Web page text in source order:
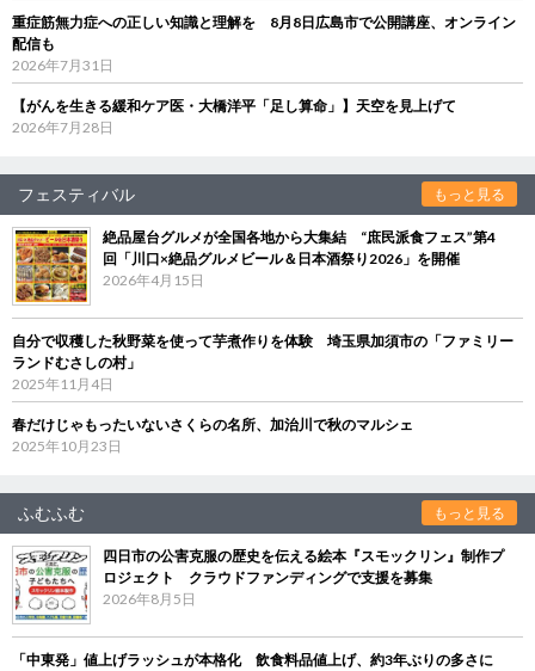
重症筋無力症への正しい知識と理解を 8月8日広島市で公開講座、オンライン
配信も
2026年7月31日
【がんを生きる緩和ケア医・大橋洋平「足し算命」】天空を見上げて
2026年7月28日
フェスティバル もっと見る
絶品屋台グルメが全国各地から大集結 “庶民派食フェス”第4
回「川口×絶品グルメビール＆日本酒祭り2026」を開催
2026年4月15日
自分で収穫した秋野菜を使って芋煮作りを体験 埼玉県加須市の「ファミリー
ランドむさしの村」
2025年11月4日
春だけじゃもったいないさくらの名所、加治川で秋のマルシェ
2025年10月23日
ふむふむ もっと見る
四日市の公害克服の歴史を伝える絵本『スモックリン』制作プ
ロジェクト クラウドファンディングで支援を募集
2026年8月5日
「中東発」値上げラッシュが本格化 飲食料品値上げ、約3年ぶりの多さに